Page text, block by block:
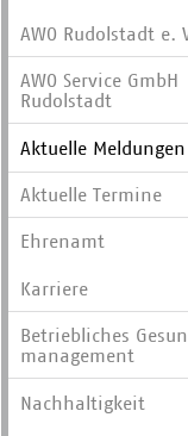
AWO Rudolstadt e.
AWO Service GmbH
Rudolstadt
Aktuelle Meldungen
Aktuelle Termine
Ehrenamt
Karriere
Betriebliches
manage­ment
Nachhaltigkeit